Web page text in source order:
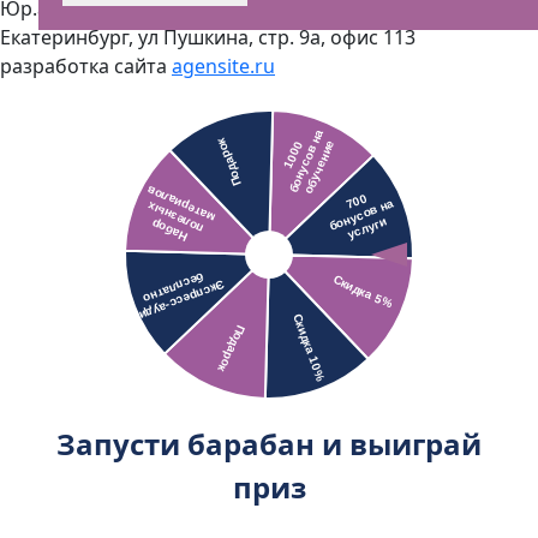
Юр.адрес - 620000, Свердловская область, г
Екатеринбург, ул Пушкина, стр. 9а, офис 113
разработка сайта agensite.ru
Запусти барабан и выиграй
приз